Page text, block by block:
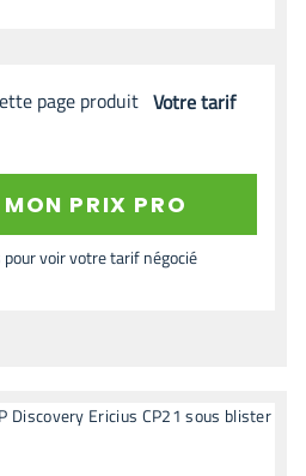
Votre tarif
PRIX PRO
voir votre tarif négocié